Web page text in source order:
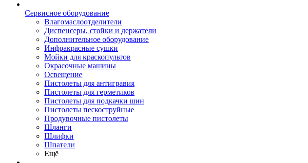
Сервисное оборудование
Влагомаслоотделители
Диспенсеры, стойки и держатели
Дополнительное оборудование
Инфракрасные сушки
Мойки для краскопультов
Окрасочные машины
Освещение
Пистолеты для антигравия
Пистолеты для герметиков
Пистолеты для подкачки шин
Пистолеты пескоструйные
Продувочные пистолеты
Шланги
Шлифки
Шпатели
Ещё